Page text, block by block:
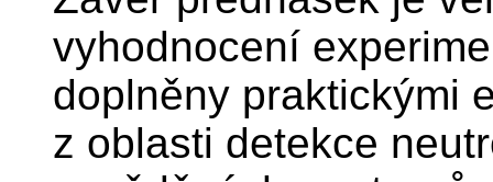
vyhodnocení
doplněny praktickými
z oblasti detekce